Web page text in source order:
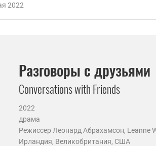
2022
Разговоры с друзьями
Conversations with Friends
2022
драма
Режиссер Леонард Абрахамсон, Leanne
Ирландия, Великобритания, США